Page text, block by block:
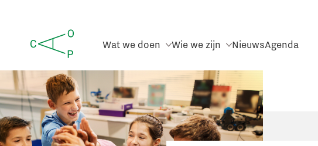
Wat we doen Wie we zijn NieuwsAgenda